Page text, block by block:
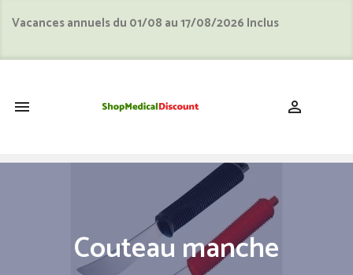
Vacances annuels du 01/08 au 17/08/2026 Inclus
 
Couteau manche